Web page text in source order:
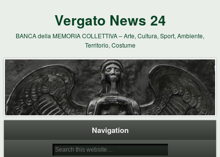
Vergato News 24
BANCA della MEMORIA COLLETTIVA – Arte, Cultura, Sport, Ambiente,
Territorio, Costume
Navigation